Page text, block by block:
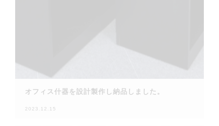
オフィス什器を設計製作し納品しました。
2023.12.15